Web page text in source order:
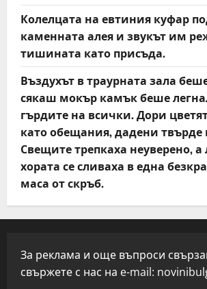
Колелцата на евтиния куфар
каменната алея и звукът им
тишината като присъда.
Въздухът в траурната зала
сякаш мокър камък беше
гърдите на всички. Дори
като обещания, дадени твърде
Свещите трепкаха неуверено,
хората се сливаха в една
маса от скръб.
За реклама и още въпроси
свържете с нас на e-mail: